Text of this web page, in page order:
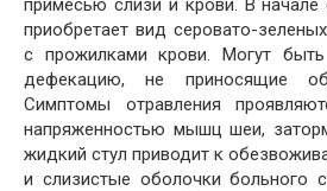
примесью слизи и крови. В начале
приобретает вид серовато-
с прожилками крови. Могут
дефекацию, не приносящие
Симптомы отравления
напряженностью мышц шеи,
жидкий стул приводит к
и слизистые оболочки больного